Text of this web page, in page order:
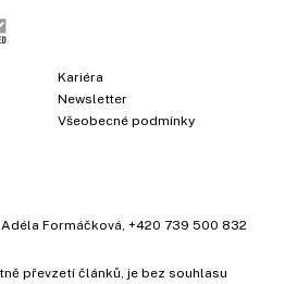
Kariéra
Newsletter
Všeobecné podmínky
Adéla Formáčková +420 739 500 832
převzetí článků, je bez souhlasu